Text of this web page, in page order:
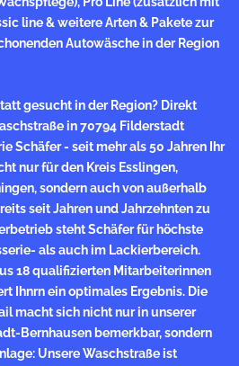
line & weitere Arten & Pakete zur
Autowäsche in der Region
gesucht in der Region? Direkt
in 70794 Filderstadt
Schäfer - seit mehr als 50 Jahren Ihr
nur für den Kreis Esslingen,
sondern auch von außerhalb
seit Jahren und Jahrzehnten zu
steht Schäfer für höchste
als auch im Lackierbereich.
18 qualifizierten Mitarbeiterinnen
Ihnrn ein optimales Ergebnis. Die
macht sich nicht nur in unserer
Bernhausen bemerkbar, sondern
Unsere Waschstraße ist